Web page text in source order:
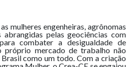
mulheres engenheiras, agrônomas
pelas geociências com
combater a desigualdade de
próprio mercado de trabalho não
Brasil como um todo. Com a criação